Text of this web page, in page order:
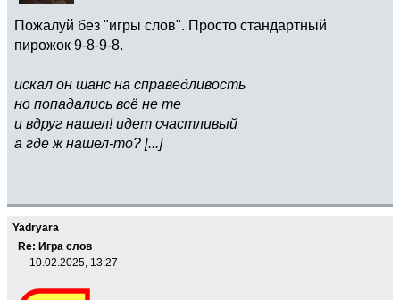
Пожалуй без "игры слов". Просто стандартный
пирожок 9-8-9-8.
искал он шанс на справедливость
но попадались всё не те
и вдруг нашел! идет счастливый
а где ж нашел-то? [...]
Yadryara
Re: Игра слов
10.02.2025, 13:27